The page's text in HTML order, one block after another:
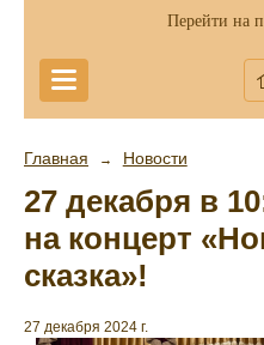
Перейти на
Главная → Новости
27 декабря в
на концерт
сказка»!
27 декабря 2024 г.